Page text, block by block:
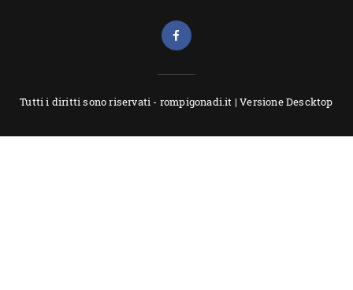
Tutti i diritti sono riservati - rompigonadi.it |Versione Descktop